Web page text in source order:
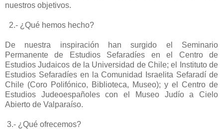
nuestros objetivos.
2.- ¿Qué hemos hecho?
De nuestra inspiración han surgido el Seminario
Permanente de Estudios Sefaradíes en el Centro de
Estudios Judaicos de la Universidad de Chile; el Instituto de
Estudios Sefaradíes en la Comunidad Israelita Sefaradí de
Chile (Coro Polifónico, Biblioteca, Museo); y el Centro de
Estudios Judeoespañoles con el Museo Judío a Cielo
Abierto de Valparaíso.
3.- ¿Qué ofrecemos?